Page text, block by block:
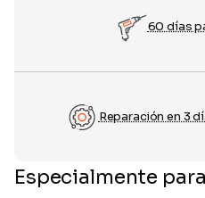
60 días
Reparación en 3
Especialmente